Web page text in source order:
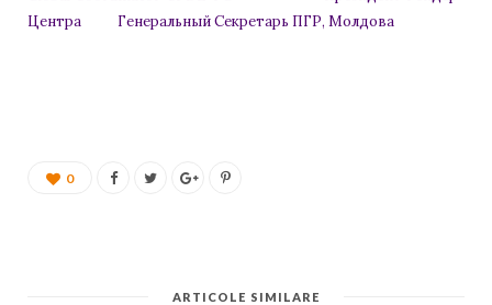
Центра Генеральный Секретарь ПГР, Молдова
0
ARTICOLE SIMILARE